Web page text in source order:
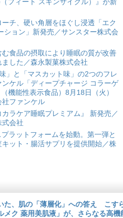
ーチ、硬い角層をほぐし浸透「エク
ション」新発売／サンスター株式会
食品の摂取により睡眠の質が改善
した／森永製菓株式会社
」と「マスカット味」の2つのフレ
ケル「ディープチャージ コラーゲ
機能性表示食品）8月18日（火）
ファンケル
ラケア睡眠プレミアム』 新発売／
式会社
ラットフォームを始動。第一弾と
キット・腸活サプリを提供開始／株
た、肌の「薄層化」への答え こす
ク 薬用美肌液」が、さらなる高機